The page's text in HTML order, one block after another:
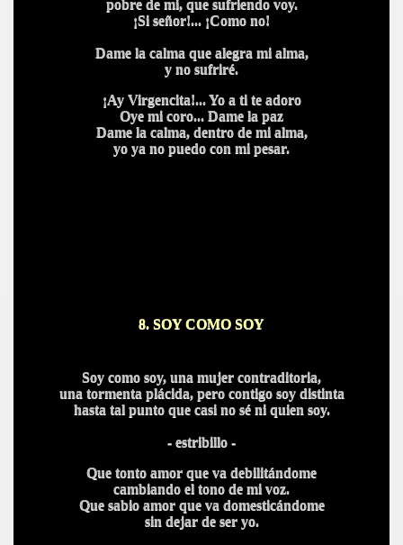
pobre de mi, que sufriendo voy.
¡Si señor!... ¡Como no!
Dame la calma que alegra mi alma,
y no sufriré.
¡Ay Virgencita!... Yo a ti te adoro
Oye mi coro... Dame la paz
Dame la calma, dentro de mi alma,
yo ya no puedo con mi pesar.
8. SOY COMO SOY
Soy como soy, una mujer contraditoria,
una tormenta plácida, pero contigo soy distinta
hasta tal punto que casi no sé ni quien soy.
- estribillo -
Que tonto amor que va debilitándome
cambiando el tono de mi voz.
Que sabio amor que va domesticándome
sin dejar de ser yo.